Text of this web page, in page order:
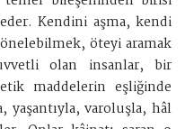
Kendini aşma, kendi
öteyi aramak
olan insanlar, bir
maddelerin eşliğinde
yaşantıyla, varoluşla, hâl